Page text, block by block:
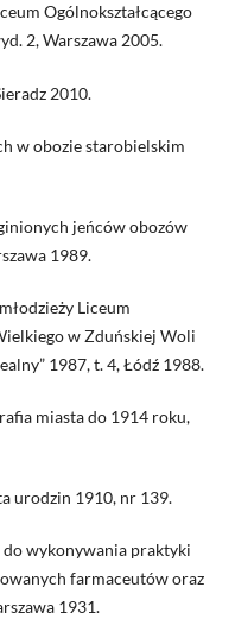
Ogólnokształcącego
2, Warszawa 2005.
2010.
w obozie starobielskim
jeńców obozów
1989.
Liceum
w Zduńskiej Woli
1987, t. 4, Łódź 1988.
miasta do 1914 roku,
urodzin 1910, nr 139.
wykonywania praktyki
farmaceutów oraz
1931.